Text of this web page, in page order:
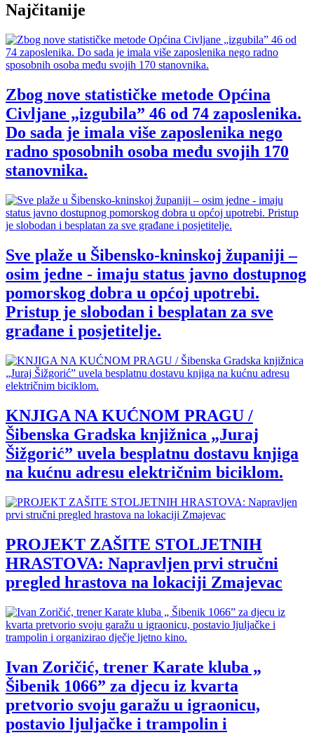
Najčitanije
Zbog nove statističke metode Općina
Civljane „izgubila” 46 od 74 zaposlenika.
Do sada je imala više zaposlenika nego
radno sposobnih osoba među svojih 170
stanovnika.
Sve plaže u Šibensko-kninskoj županiji –
osim jedne - imaju status javno dostupnog
pomorskog dobra u općoj upotrebi.
Pristup je slobodan i besplatan za sve
građane i posjetitelje.
KNJIGA NA KUĆNOM PRAGU /
Šibenska Gradska knjižnica „Juraj
Šižgorić” uvela besplatnu dostavu knjiga
na kućnu adresu električnim biciklom.
PROJEKT ZAŠITE STOLJETNIH
HRASTOVA: Napravljen prvi stručni
pregled hrastova na lokaciji Zmajevac
Ivan Zoričić, trener Karate kluba „
Šibenik 1066” za djecu iz kvarta
pretvorio svoju garažu u igraonicu,
postavio ljuljačke i trampolin i